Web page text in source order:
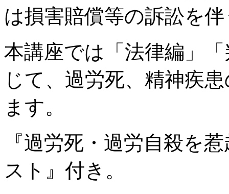
は損害賠償等の訴訟を
本講座では「法律編」
じて、過労死、精神疾
ます。
『過労死・過労自殺を
スト』付き。